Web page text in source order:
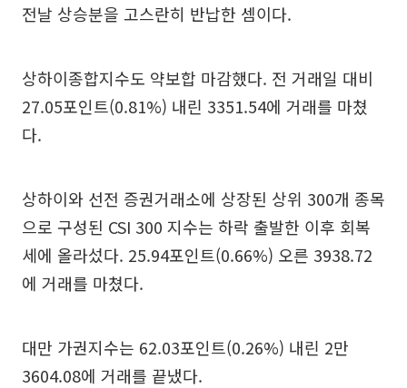
전날 상승분을 고스란히 반납한 셈이다.
상하이종합지수도 약보합 마감했다. 전 거래일 대비
27.05포인트(0.81%) 내린 3351.54에 거래를 마쳤
다.
상하이와 선전 증권거래소에 상장된 상위 300개 종목
으로 구성된 CSI 300 지수는 하락 출발한 이후 회복
세에 올라섰다. 25.94포인트(0.66%) 오른 3938.72
에 거래를 마쳤다.
대만 가권지수는 62.03포인트(0.26%) 내린 2만
3604.08에 거래를 끝냈다.